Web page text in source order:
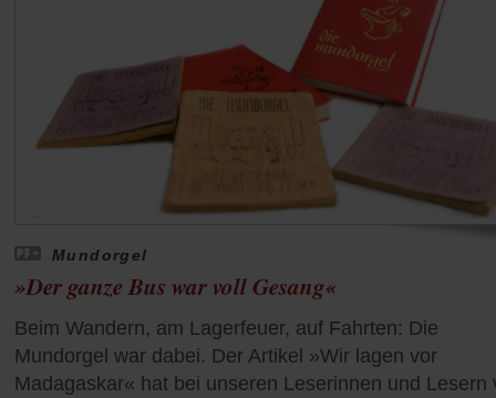
Mundorgel
»Der ganze Bus war voll Gesang«
Beim Wandern, am Lagerfeuer, auf Fahrten: Die
Mundorgel war dabei. Der Artikel »Wir lagen vor
Madagaskar« hat bei unseren Leserinnen und Lesern